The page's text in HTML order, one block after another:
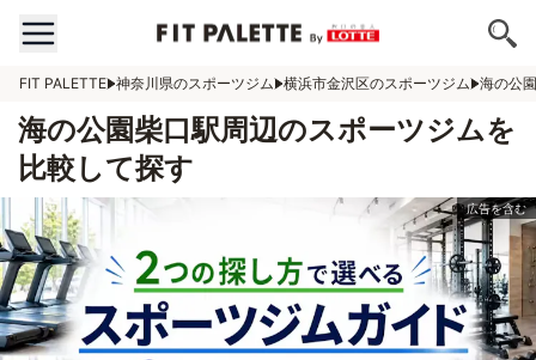
FIT PALETTE 神奈川県のスポーツジム 横浜市金沢区のスポーツジム 海の公
海の公園柴口駅周辺のスポーツジムを
比較して探す